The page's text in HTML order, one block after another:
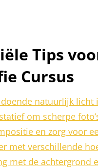
Tips
Cursus
natuurlijk licht
om scherpe
en zorg voor
met verschillende
met de achtergrond